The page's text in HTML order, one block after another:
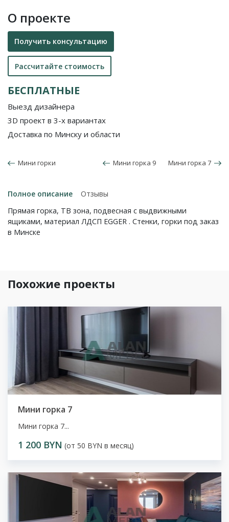
О проекте
Получить консультацию
Рассчитайте стоимость
БЕСПЛАТНЫЕ
Выезд дизайнера
3D проект в 3-х вариантах
Доставка по Минску и области
Мини горки Мини горка 9 Мини горка 7
Полное описание
Отзывы
Прямая горка, ТВ зона, подвесная с выдвижными
ящиками, материал ЛДСП EGGER . Стенки, горки под заказ
в Минске
Похожие проекты
Мини горка 7
Мини горка 7...
1 200 BYN (от 50 BYN в месяц)